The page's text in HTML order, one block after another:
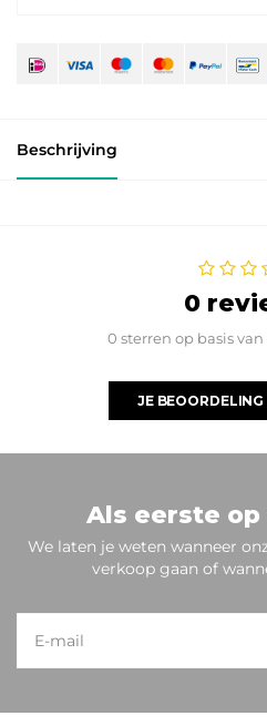
Beschrijving
0
0 sterren op basis
JE
Als eerste
We laten je weten wanneer
verkoop gaan of